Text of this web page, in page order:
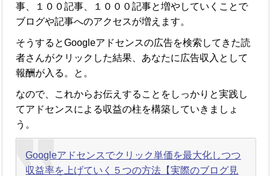
事、１００記事、１０００記事と増やしていくことで
ブログや記事へのアクセスが増えます。
そうするとGoogleアドセンスの広告を検索してきた読
者さんがクリックした結果、あなたに広告収入として
報酬が入る。と。
なので、これからお伝えすることをしっかりと実践し
てアドセンスによる収益の柱を構築していきましょ
う。
Googleアドセンスでクリック単価を最大化しつつ
収益率を上げていく５つの方法【実際のブログ見